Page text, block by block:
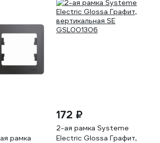
рамка
172 ₽
2-ая рамка Systeme
Electric Glossa Графит,